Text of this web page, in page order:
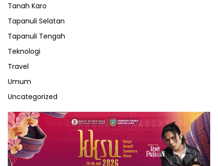
Tanah Karo
Tapanuli Selatan
Tapanuli Tengah
Teknologi
Travel
Umum
Uncategorized